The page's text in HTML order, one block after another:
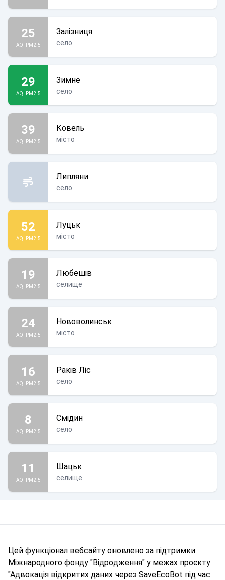
25
AQI PM2.5
Залізниця
село
29
AQI PM2.5
Зимне
село
39
AQI PM2.5
Ковель
місто
Липляни
село
52
AQI PM2.5
Луцьк
місто
19
AQI PM2.5
Любешів
селище
24
AQI PM2.5
Нововолинськ
місто
16
AQI PM2.5
Раків Ліс
село
8
AQI PM2.5
Смідин
село
11
AQI PM2.5
Шацьк
селище
Цей функціонал вебсайту оновлено за підтримки
Міжнародного фонду "Відродження" у межах проєкту
"Адвокація відкритих даних через SaveEcoBot під час